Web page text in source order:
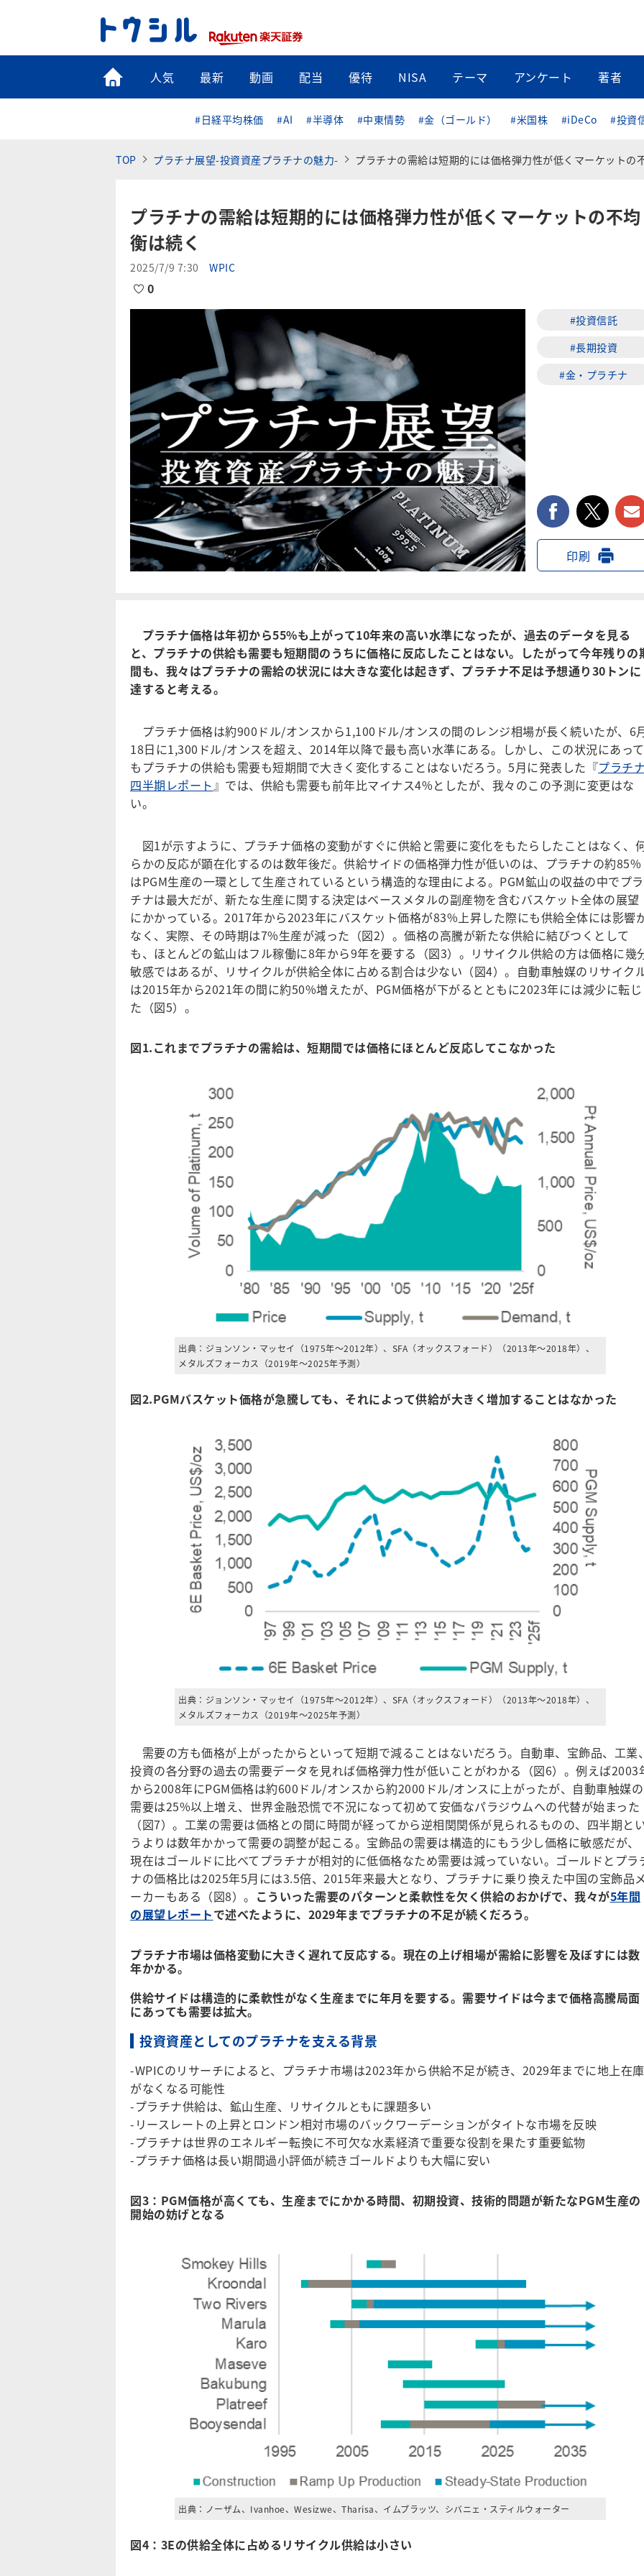
トップ
人気 最新 動画 配当 優待 NISA テーマ アンケート 著者
#日経平均株価 #AI #半導体 #中東情勢 #金（ゴールド） #米国株 #iDeCo #投資
TOP プラチナ展望-投資資産プラチナの魅力- プラチナの需給は短期的には価格弾力性が低くマーケットの不均衡は続
プラチナの需給は短期的には価格弾力性が低くマーケットの不均
衡は続く
2025/7/9 7:30 WPIC
0
#投資信託
#長期投資
#金・プラチナ
facebook
印刷
プラチナ価格は年初から55%も上がって10年来の高い水準になったが、過去のデータを見る
と、プラチナの供給も需要も短期間のうちに価格に反応したことはない。したがって今年残りの
間も、我々はプラチナの需給の状況には大きな変化は起きず、プラチナ不足は予想通り30トンに
達すると考える。
プラチナ価格は約900ドル/オンスから1,100ドル/オンスの間のレンジ相場が長く続いたが、6
18日に1,300ドル/オンスを超え、2014年以降で最も高い水準にある。しかし、この状況にあって
もプラチナの供給も需要も短期間で大きく変化することはないだろう。5月に発表した『プラチ
四半期レポート』では、供給も需要も前年比マイナス4%としたが、我々のこの予測に変更はな
い。
図1が示すように、プラチナ価格の変動がすぐに供給と需要に変化をもたらしたことはなく、
らかの反応が顕在化するのは数年後だ。供給サイドの価格弾力性が低いのは、プラチナの約85%
はPGM生産の一環として生産されているという構造的な理由による。PGM鉱山の収益の中でプラ
チナは最大だが、新たな生産に関する決定はベースメタルの副産物を含むバスケット全体の展望
にかかっている。2017年から2023年にバスケット価格が83%上昇した際にも供給全体には影響
なく、実際、その時期は7%生産が減った（図2）。価格の高騰が新たな供給に結びつくとして
も、ほとんどの鉱山はフル稼働に8年から9年を要する（図3）。リサイクル供給の方は価格に幾
敏感ではあるが、リサイクルが供給全体に占める割合は少ない（図4）。自動車触媒のリサイク
は2015年から2021年の間に約50%増えたが、PGM価格が下がるとともに2023年には減少に転じ
た（図5）。
図1.これまでプラチナの需給は、短期間では価格にほとんど反応してこなかった
出典：ジョンソン・マッセイ（1975年～2012年）、SFA（オックスフォード）（2013年～2018年）、
メタルズフォーカス（2019年～2025年予測）
図2.PGMバスケット価格が急騰しても、それによって供給が大きく増加することはなかった
出典：ジョンソン・マッセイ（1975年～2012年）、SFA（オックスフォード）（2013年～2018年）、
メタルズフォーカス（2019年～2025年予測）
需要の方も価格が上がったからといって短期で減ることはないだろう。自動車、宝飾品、工業
投資の各分野の過去の需要データを見れば価格弾力性が低いことがわかる（図6）。例えば2003
から2008年にPGM価格は約600ドル/オンスから約2000ドル/オンスに上がったが、自動車触媒の
需要は25%以上増え、世界金融恐慌で不況になって初めて安価なパラジウムへの代替が始まった
（図7）。工業の需要は価格との間に時間が経ってから逆相関関係が見られるものの、四半期と
うよりは数年かかって需要の調整が起こる。宝飾品の需要は構造的にもう少し価格に敏感だが、
現在はゴールドに比べてプラチナが相対的に低価格なため需要は減っていない。ゴールドとプラ
ナの価格比は2025年5月には3.5倍、2015年来最大となり、プラチナに乗り換えた中国の宝飾品
ーカーもある（図8）。 こういった需要のパターンと柔軟性を欠く供給のおかげで、我々が5年間
の展望レポートで述べたように、2029年までプラチナの不足が続くだろう。
プラチナ市場は価格変動に大きく遅れて反応する。現在の上げ相場が需給に影響を及ぼすには数
年かかる。
供給サイドは構造的に柔軟性がなく生産までに年月を要する。需要サイドは今まで価格高騰局面
にあっても需要は拡大。
投資資産としてのプラチナを支える背景
-WPICのリサーチによると、プラチナ市場は2023年から供給不足が続き、2029年までに地上在庫
がなくなる可能性
-プラチナ供給は、鉱山生産、リサイクルともに課題多い
-リースレートの上昇とロンドン相対市場のバックワーデーションがタイトな市場を反映
-プラチナは世界のエネルギー転換に不可欠な水素経済で重要な役割を果たす重要鉱物
-プラチナ価格は長い期間過小評価が続きゴールドよりも大幅に安い
図3：PGM価格が高くても、生産までにかかる時間、初期投資、技術的問題が新たなPGM生産の
開始の妨げとなる
出典：ノーザム、Ivanhoe、Wesizwe、Tharisa、イムプラッツ、シバニェ・スティルウォーター
図4：3Eの供給全体に占めるリサイクル供給は小さい